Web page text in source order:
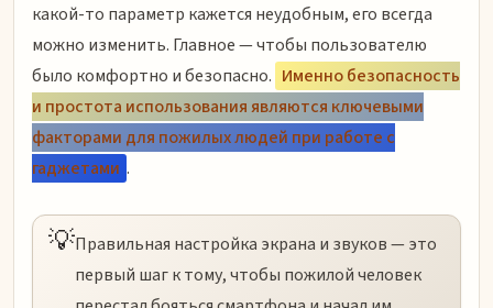
какой-то параметр кажется неудобным, его всегда
можно изменить. Главное — чтобы пользователю
было комфортно и безопасно. Именно безопасность
и простота использования являются ключевыми
факторами для пожилых людей при работе с
гаджетами .
💡Правильная настройка экрана и звуков — это
первый шаг к тому, чтобы пожилой человек